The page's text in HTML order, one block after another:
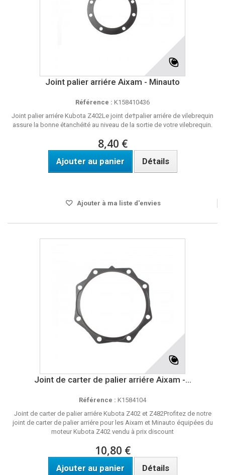
Joint palier arriére Aixam - Minauto
Référence : K158410436
Joint palier arriére Kubota Z402Le joint de†palier arriére de vilebrequin
assure la bonne étanchéité au niveau de la sortie de votre vilebrequin.
8,40 €
Ajouter au panier Détails
Ajouter à ma liste d'envies
Joint de carter de palier arriére Aixam -...
Référence : K1584104
Joint de carter de palier arriére Kubota Z402 et Z482Profitez de notre
joint de carter de palier arriére pour les Aixam et Minauto équipées du
moteur Kubota Z402 vendu à prix discount
10,80 €
Ajouter au panier Détails